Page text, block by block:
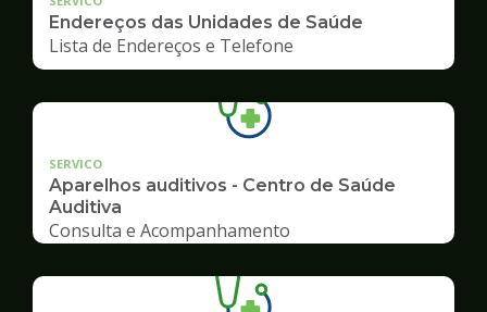
Endereços das Unidades de Saúde
Lista de Endereços e Telefone
SERVICO
Aparelhos auditivos - Centro de Saúde
Auditiva
Consulta e Acompanhamento